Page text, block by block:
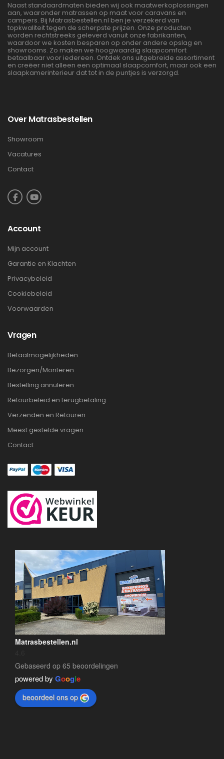
Naast standaardmaten bieden wij ook maatwerkoplossingen
aan, waaronder matrassen op maat voor caravans en
campers. Bij Matrasbestellen.nl ben je verzekerd van
topkwaliteit tegen de scherpste prijzen. Onze producten
worden rechtstreeks geleverd vanuit onze fabrikanten,
waardoor we kosten besparen op onder andere opslag en
showrooms. Zo maken we hoogwaardig slaapcomfort
betaalbaar voor iedereen. Ontdek ons uitgebreide assortiment
en creëer niet alleen een optimaal slaapcomfort, maar ook een
slaapkamerinterieur dat tot in de puntjes is verzorgd.
Over Matrasbestellen
Showroom
Vacatures
Contact
Account
Mijn account
Garantie en Klachten
Privacybeleid
Cookiebeleid
Voorwaarden
Vragen
Betaalmogelijkheden
Bezorgen/Monteren
Bestelling annuleren
Retourbeleid en terugbetaling
Verzenden en Retouren
Meest gestelde vragen
Contact
Matrasbestellen.nl
Gebaseerd op 65 beoordelingen
powered by Google
beoordeel ons op